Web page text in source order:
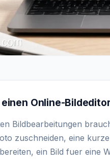
Online-
Bildbearbeitungen
zuschneiden, eine
ein Bild fuer eine